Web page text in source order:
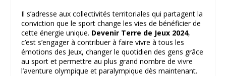
Il s’adresse aux collectivités territoriales qui partagent la
conviction que le sport change les vies de bénéficier de
cette énergie unique. Devenir Terre de Jeux 2024,
c’est s’engager à contribuer à faire vivre à tous les
émotions des Jeux, changer le quotidien des gens grâce
au sport et permettre au plus grand nombre de vivre
l’aventure olympique et paralympique dès maintenant.